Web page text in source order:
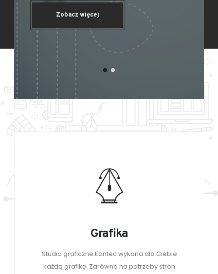
Zobacz więcej
Grafika
Studio graficzne Eantec wykona dla Ciebie
każdą grafikę. Zarówno na potrzeby stron